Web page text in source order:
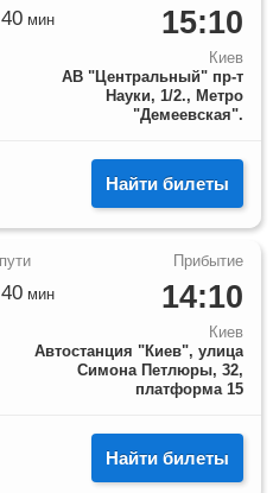
15:10
Киев
АВ "Центральный" пр-т
Науки, 1/2., Метро
"Демеевская".
40мин
Найти билеты
14:10
Киев
Автостанция "Киев", улица
Симона Петлюры, 32,
платформа 15
40мин
Найти билеты